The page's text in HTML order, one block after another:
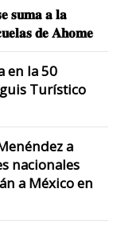
𝐬𝐮𝐦𝐚 𝐚 𝐥𝐚
𝐝𝐞 𝐀𝐡𝐨𝐦𝐞
en la 50
Turístico
a
nacionales
a México en